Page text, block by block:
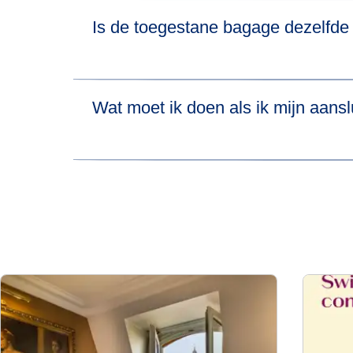
Als je aanspraak wilt maken op compensatie
Is de toegestane bagage
Wat moet ik doen als ik mijn